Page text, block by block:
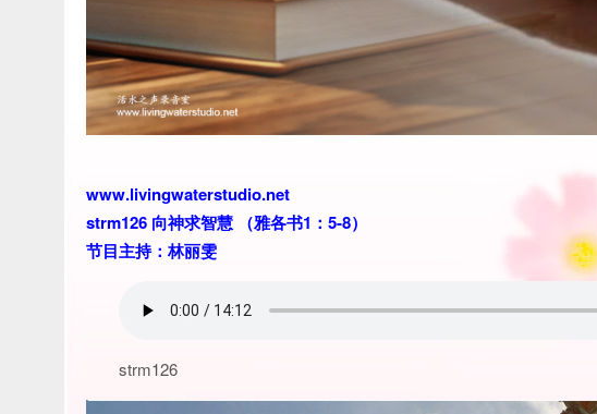
www.livingwaterstudio.net
strm126 向神求智慧 （雅各书1：5-8）
节目主持：林丽雯
strm126